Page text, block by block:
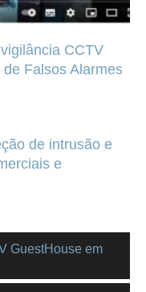
CCTV
Falsos Alarmes
de intrusão e
e
GuestHouse em